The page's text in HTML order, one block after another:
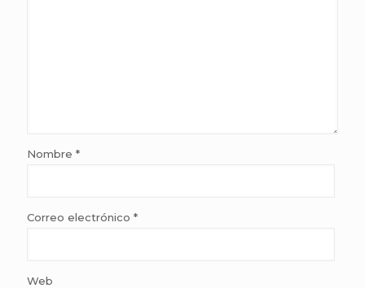
Nombre *
Correo electrónico *
Web